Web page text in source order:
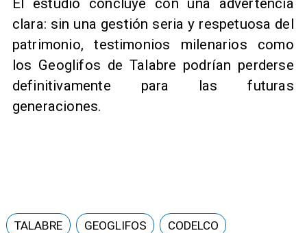
clara: sin una gestión seria y respetuosa del
patrimonio, testimonios milenarios como
los Geoglifos de Talabre podrían perderse
definitivamente para las futuras
generaciones.
TALABRE GEOGLIFOS
CODELCO